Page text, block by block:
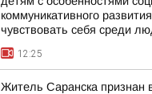
коммуникативного
чувствовать себя среди
12:25
Житель Саранска признан